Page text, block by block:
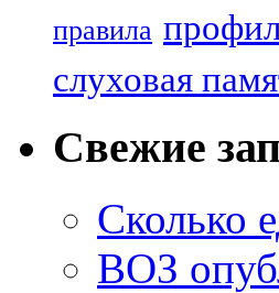
правила
слуховая
Свежие
Сколько
ВОЗ